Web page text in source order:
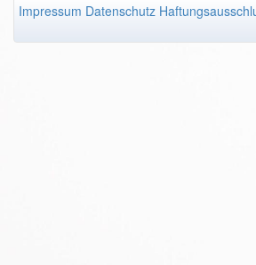
Impressum Datenschutz